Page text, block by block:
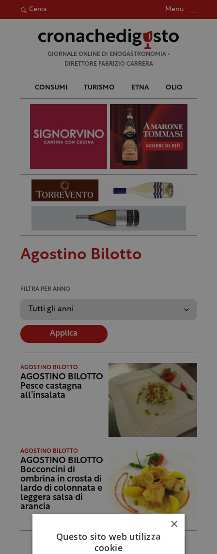
Cerca Menu
per:
GIORNALE ONLINE DI ENOGASTRONOMIA •
DIRETTORE FABRIZIO CARRERA
CONSUMI TURISMO ETNA OLIO
Agostino Bilotto
FILTRA PER ANNO
Applica
AGOSTINO BILOTTO
AGOSTINO BILOTTO
Pesce castagna
all’insalata
AGOSTINO BILOTTO
AGOSTINO BILOTTO
Bocconcini di
ombrina in crosta di
lardo di colonnata e
leggera salsa di
arancia
×
Questo sito web utilizza
cookie